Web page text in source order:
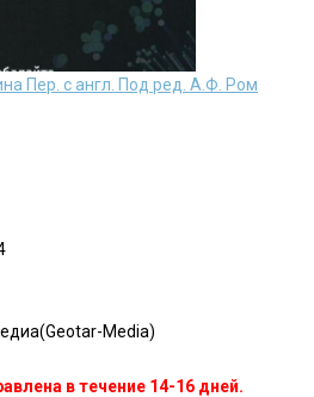
Пер. с англ. Под ред. А.Ф. Ром
Media)
в течение 14-16 дней.